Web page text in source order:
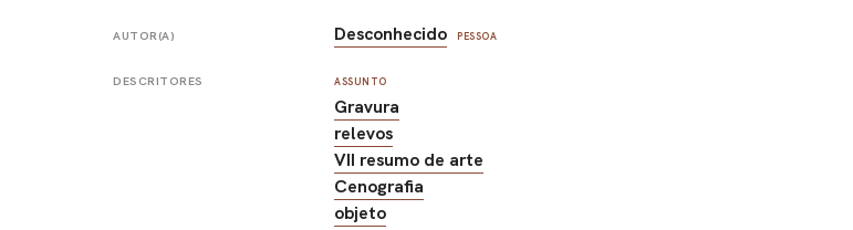
AUTOR(A) Desconhecido PESSOA
DESCRITORES ASSUNTO
Gravura
relevos
VII resumo de arte
Cenografia
objeto